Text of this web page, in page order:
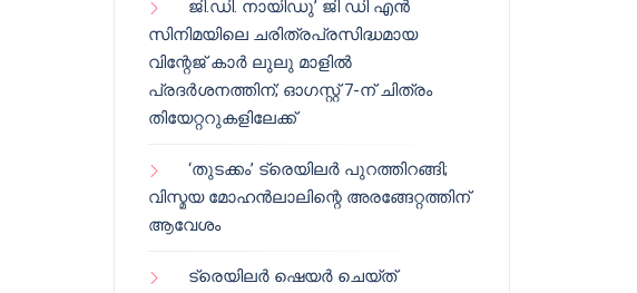
ജി.ഡി. നായിഡു’ ജി ഡി എൻ
സിനിമയിലെ ചരിത്രപ്രസിദ്ധമായ
വിന്റേജ് കാർ ലുലു മാളിൽ
പ്രദർശനത്തിന്; ഓഗസ്റ്റ് 7-ന് ചിത്രം
തിയേറ്ററുകളിലേക്ക്
‘തുടക്കം’ ട്രെയിലർ പുറത്തിറങ്ങി;
വിസ്മയ മോഹൻലാലിന്റെ അരങ്ങേറ്റത്തിന്
ആവേശം
ട്രെയിലർ ഷെയർ ചെയ്‌ത്